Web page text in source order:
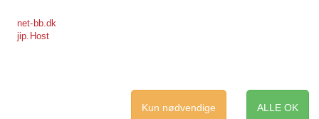
net-bb.dk
jip.Host
ALLE OK
Kun nødvendige